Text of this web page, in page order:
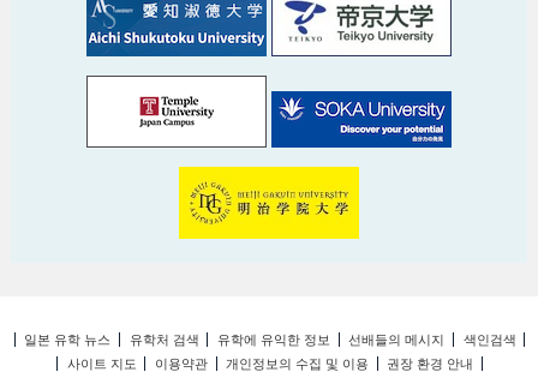
일본 유학 뉴스 유학처 검색 유학에 유익한 정보 선배들의 메시지
색인검색
사이트 지도
이용약관 개인정보의 수집 및 이용 권장 환경 안내